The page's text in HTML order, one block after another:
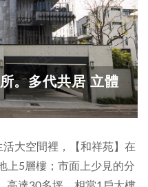
。多代共居 立體
活大空間裡，【和祥苑】在
上5層樓；市面上少見的分